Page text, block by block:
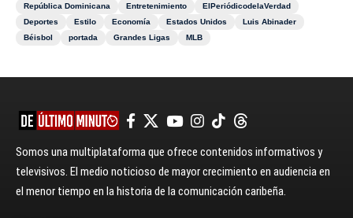
República Dominicana
Entretenimiento
ElPeriódicodelaVerdad
Deportes
Estilo Economía Estados Unidos
Luis Abinader
Béisbol
portada Grandes Ligas MLB
Somos una multiplataforma que ofrece contenidos informativos y
televisivos. El medio noticioso de mayor crecimiento en audiencia en
el menor tiempo en la historia de la comunicación caribeña.